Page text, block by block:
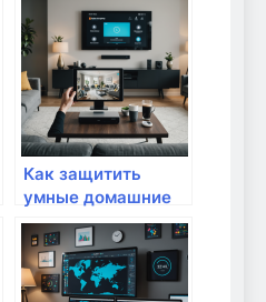
от взлома:
практические
советы и
рекомендации
Как защитить
умные домашние
устройства от
киберугроз:
практическое
руководство